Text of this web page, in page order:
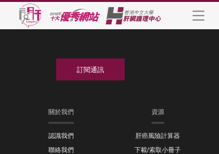
關於我們
認識我們
聯絡我們
資源
肝癌風險計算器
下載/索取小冊子